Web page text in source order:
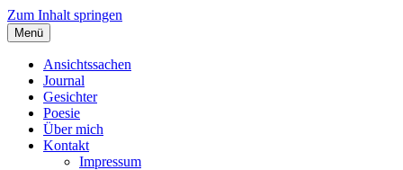
Zum Inhalt springen
Angelas Ansichtssachen
Menü
Ansichtssachen
Journal
Gesichter
Poesie
Über mich
Kontakt
Impressum